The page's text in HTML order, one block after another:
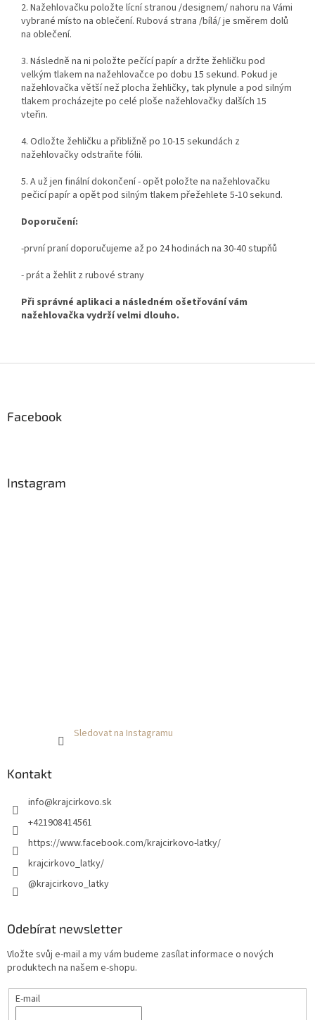
2. Nažehlovačku položte lícní stranou /designem/ nahoru na Vámi
vybrané místo na oblečení. Rubová strana /bílá/ je směrem dolů
na oblečení.
3. Následně na ni položte pečící papír a držte žehličku pod
velkým tlakem na nažehlovačce po dobu 15 sekund. Pokud je
nažehlovačka větší než plocha žehličky, tak plynule a pod silným
tlakem procházejte po celé ploše nažehlovačky dalších 15
vteřin.
4. Odložte žehličku a přibližně po 10-15 sekundách z
nažehlovačky odstraňte fólii.
5. A už jen finální dokončení - opět položte na nažehlovačku
pečicí papír a opět pod silným tlakem přežehlete 5-10 sekund.
Doporučení:
-první praní doporučujeme až po 24 hodinách na 30-40 stupňů
- prát a žehlit z rubové strany
Při správné aplikaci a následném ošetřování vám
nažehlovačka vydrží velmi dlouho.
Facebook
Instagram
Sledovat na Instagramu
Kontakt
info@krajcirkovo.sk
+421908414561
https://www.facebook.com/krajcirkovo-latky/
krajcirkovo_latky/
@krajcirkovo_latky
Odebírat newsletter
Vložte svůj e-mail a my vám budeme zasílat informace o nových
produktech na našem e-shopu.
E-mail